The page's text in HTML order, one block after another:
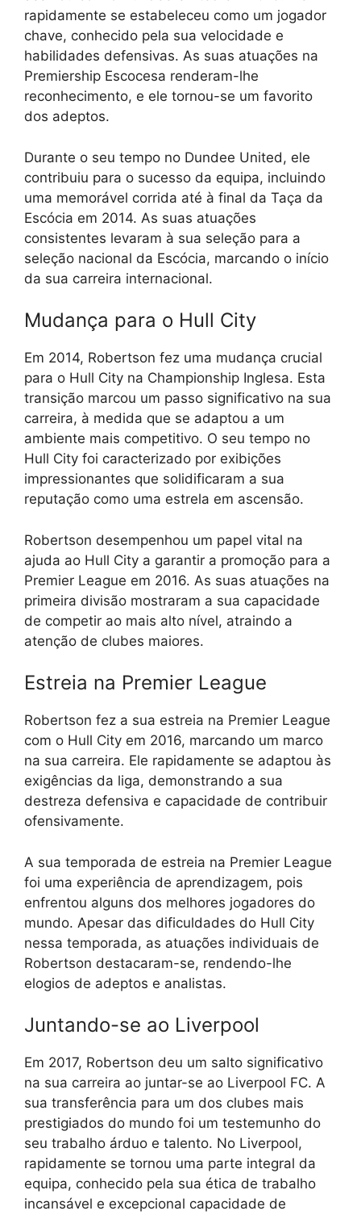
rapidamente se estabeleceu como um jogador
chave, conhecido pela sua velocidade e
habilidades defensivas. As suas atuações na
Premiership Escocesa renderam-lhe
reconhecimento, e ele tornou-se um favorito
dos adeptos.
Durante o seu tempo no Dundee United, ele
contribuiu para o sucesso da equipa, incluindo
uma memorável corrida até à final da Taça da
Escócia em 2014. As suas atuações
consistentes levaram à sua seleção para a
seleção nacional da Escócia, marcando o início
da sua carreira internacional.
Mudança para o Hull City
Em 2014, Robertson fez uma mudança crucial
para o Hull City na Championship Inglesa. Esta
transição marcou um passo significativo na sua
carreira, à medida que se adaptou a um
ambiente mais competitivo. O seu tempo no
Hull City foi caracterizado por exibições
impressionantes que solidificaram a sua
reputação como uma estrela em ascensão.
Robertson desempenhou um papel vital na
ajuda ao Hull City a garantir a promoção para a
Premier League em 2016. As suas atuações na
primeira divisão mostraram a sua capacidade
de competir ao mais alto nível, atraindo a
atenção de clubes maiores.
Estreia na Premier League
Robertson fez a sua estreia na Premier League
com o Hull City em 2016, marcando um marco
na sua carreira. Ele rapidamente se adaptou às
exigências da liga, demonstrando a sua
destreza defensiva e capacidade de contribuir
ofensivamente.
A sua temporada de estreia na Premier League
foi uma experiência de aprendizagem, pois
enfrentou alguns dos melhores jogadores do
mundo. Apesar das dificuldades do Hull City
nessa temporada, as atuações individuais de
Robertson destacaram-se, rendendo-lhe
elogios de adeptos e analistas.
Juntando-se ao Liverpool
Em 2017, Robertson deu um salto significativo
na sua carreira ao juntar-se ao Liverpool FC. A
sua transferência para um dos clubes mais
prestigiados do mundo foi um testemunho do
seu trabalho árduo e talento. No Liverpool,
rapidamente se tornou uma parte integral da
equipa, conhecido pela sua ética de trabalho
incansável e excepcional capacidade de